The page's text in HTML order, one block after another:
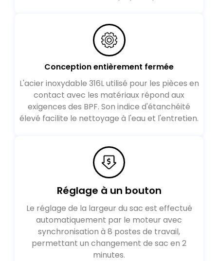
Conception entièrement fermée
L'acier inoxydable 316L utilisé pour les pièces en
contact avec les matériaux répond aux
exigences des BPF. Son indice d'étanchéité
élevé facilite le nettoyage à l'eau et l'entretien.
Réglage à un bouton
Le réglage de la largeur du sac est effectué
automatiquement par le moteur avec
synchronisation à 8 postes de travail,
permettant un changement de sac en 2
minutes.